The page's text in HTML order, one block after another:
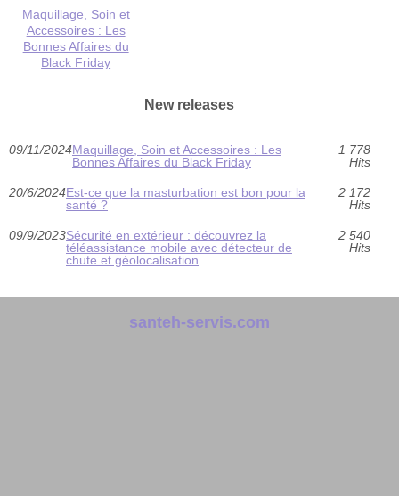
Maquillage, Soin et
Accessoires : Les
Bonnes Affaires du
Black Friday
New releases
09/11/2024Maquillage, Soin et Accessoires : Les
Bonnes Affaires du Black Friday
1 778
Hits
20/6/2024Est-ce que la masturbation est bon pour la
santé ?
2 172
Hits
09/9/2023Sécurité en extérieur : découvrez la
téléassistance mobile avec détecteur de
chute et géolocalisation
2 540
Hits
santeh-servis.com